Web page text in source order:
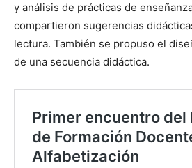
y análisis de prácticas de
compartieron sugerencias
lectura. También se propuso el
de una secuencia didáctica.